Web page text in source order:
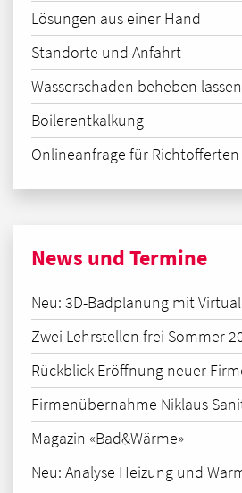
Lösungen aus einer Hand
Standorte und Anfahrt
Wasserschaden beheben lassen
Boilerentkalkung
Onlineanfrage für Richtofferten
News und Termine
Neu: 3D-Badplanung mit
Zwei Lehrstellen frei Sommer
Rückblick Eröffnung neuer
Firmenübernahme Niklaus
Magazin «Bad&Wärme»
Neu: Analyse Heizung und